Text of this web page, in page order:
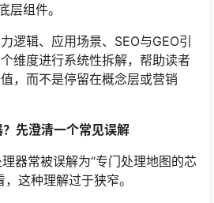
层组件。
逻辑、应用场景、SEO与GEO引
维度进行系统性拆解，帮助读者
，而不是停留在概念层或营销
先澄清一个常见误解
器常被误解为“专门处理地图的芯
这种理解过于狭窄。